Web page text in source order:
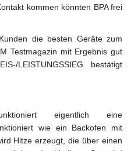
kommen könnten BPA frei
die besten Geräte zum
Testmagazin mit Ergebnis gut
LEISTUNGSSIEG bestätigt
eigentlich eine
wie ein Backofen mit
Hitze erzeugt, die über einen